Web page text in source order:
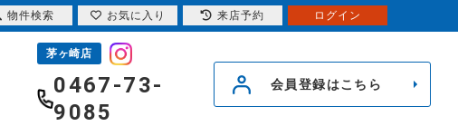
茅ヶ崎店
0467-73-
9085
会員登録はこちら
物件検索 お気に入り 来店予約 ログイン